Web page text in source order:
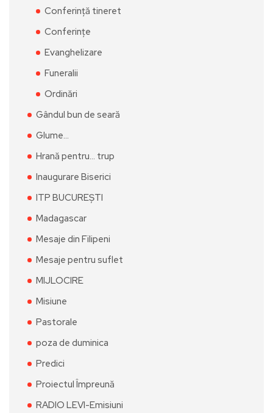
Conferință tineret
Conferințe
Evanghelizare
Funeralii
Ordinări
Gândul bun de seară
Glume…
Hrană pentru… trup
Inaugurare Biserici
ITP BUCUREȘTI
Madagascar
Mesaje din Filipeni
Mesaje pentru suflet
MIJLOCIRE
Misiune
Pastorale
poza de duminica
Predici
Proiectul Împreună
RADIO LEVI-Emisiuni